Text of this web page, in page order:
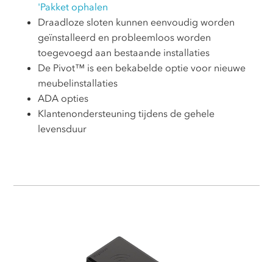
'Pakket ophalen
Draadloze sloten kunnen eenvoudig worden
geïnstalleerd en probleemloos worden
toegevoegd aan bestaande installaties
De Pivot™ is een bekabelde optie voor nieuwe
meubelinstallaties
ADA opties
Klantenondersteuning tijdens de gehele
levensduur